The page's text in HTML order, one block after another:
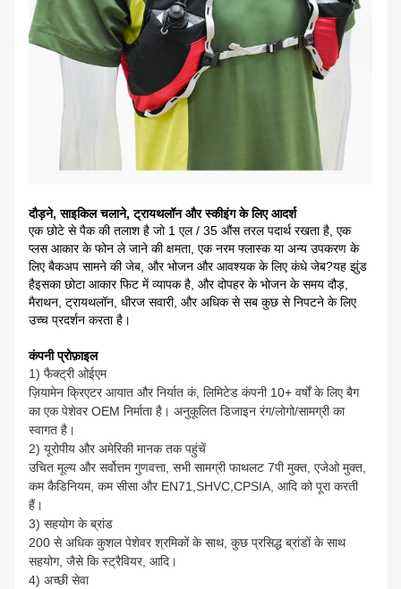
दौड़ने, साइकिल चलाने, ट्रायथलॉन और स्कीइंग के लिए आदर्श
एक छोटे से पैक की तलाश है जो 1 एल / 35 औंस तरल पदार्थ रखता है, एक
प्लस आकार के फोन ले जाने की क्षमता, एक नरम फ्लास्क या अन्य उपकरण के
लिए बैकअप सामने की जेब, और भोजन और आवश्यक के लिए कंधे जेब?यह झुंड
हैइसका छोटा आकार फिट में व्यापक है, और दोपहर के भोजन के समय दौड़,
मैराथन, ट्रायथलॉन, धीरज सवारी, और अधिक से सब कुछ से निपटने के लिए
उच्च प्रदर्शन करता है।
कंपनी प्रोफ़ाइल
1) फैक्ट्री ओईएम
ज़ियामेन क्रिएटर आयात और निर्यात कं, लिमिटेड कंपनी 10+ वर्षों के लिए बैग
का एक पेशेवर OEM निर्माता है। अनुकूलित डिजाइन रंग/लोगो/सामग्री का
स्वागत है।
2) यूरोपीय और अमेरिकी मानक तक पहुंचें
उचित मूल्य और सर्वोत्तम गुणवत्ता, सभी सामग्री फाथलट 7पी मुक्त, एजेओ मुक्त,
कम कैडिनियम, कम सीसा और EN71,SHVC,CPSIA, आदि को पूरा करती
हैं।
3) सहयोग के ब्रांड
200 से अधिक कुशल पेशेवर श्रमिकों के साथ, कुछ प्रसिद्ध ब्रांडों के साथ
सहयोग, जैसे कि स्ट्रैवियर, आदि।
4) अच्छी सेवा